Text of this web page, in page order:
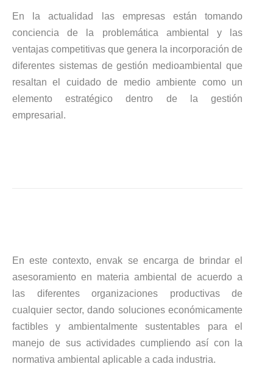
En la actualidad las empresas están tomando
conciencia de la problemática ambiental y las
ventajas competitivas que genera la incorporación de
diferentes sistemas de gestión medioambiental que
resaltan el cuidado de medio ambiente como un
elemento estratégico dentro de la gestión
empresarial.
En este contexto, envak se encarga de brindar el
asesoramiento en materia ambiental de acuerdo a
las diferentes organizaciones productivas de
cualquier sector, dando soluciones económicamente
factibles y ambientalmente sustentables para el
manejo de sus actividades cumpliendo así con la
normativa ambiental aplicable a cada industria.